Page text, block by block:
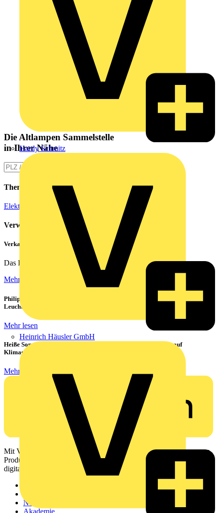
Hardy Schmitz
Heinrich Häusler GmbH
Die Altlampen Sammelstelle
in Ihrer Nähe
Themen
Elektroinstallation
Verwandte Inhalte
Verkabelung von Rechenzentren
Das Rechenzentrum ist das Herzstück eines jeden...
Mehr lesen
Philips CorePro LED-Röhren: Der preiswerte 1:1 Ersatz für
Leuchtstoffröhren
Mehr lesen
Heiße Sommer, kühle Köpfe: Verbraucher setzen immer mehr auf
Klimageräte und Ventilatoren
Mehr lesen
Mit Voltimum erhalten Elektrofachkräfte Zugang zu Branchennews,
Produktinformationen, Schulungen und Tools – alles auf einer
digitalen Plattform und Community.
News
Akademie